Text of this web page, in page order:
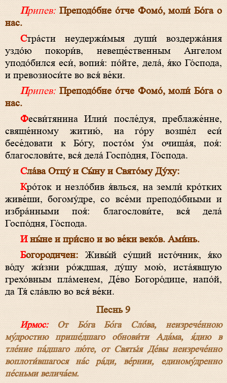
Припев: Преподо́бне о́тче Фомо́, моли́ Бо́га о
нас.
Стра́сти неудержи́мыя души́ воздержа́ния
уздо́ю покори́в, невеще́ственным Ангелом
уподо́бился еси́, вопия́: по́йте, дела́, я́ко Го́спода,
и превозноси́те во вся́ ве́ки.
Припев: Преподо́бне о́тче Фомо́, моли́ Бо́га о
нас.
Фесви́тянина Илии́ после́дуя, преблаже́нне,
свяще́нному житию́, на го́ру возше́л еси́
бесе́довати к Бо́гу, посто́м у́м очища́я, поя́:
благослови́те, вся́ дела́ Госпо́дня, Го́спода.
Сла́ва Отцу́ и Сы́ну и Свято́му Ду́ху:
Кро́ток и незло́бив я́влься, на земли́ кро́тких
живе́ши, богому́дре, со все́ми преподо́бными и
избра́нными поя́: благослови́те, вся́ дела́
Госпо́дня, Го́спода.
И ны́не и при́сно и во ве́ки веко́в. Ами́нь.
Богородичен: Живы́й су́щий исто́чник, я́ко
во́ду жи́зни ро́ждшая, ду́шу мою́, иста́явшую
грехо́вным пла́менем, Де́во Богоро́дице, напо́й,
да Тя́ сла́влю во вся́ ве́ки.
Песнь 9
Ирмос:От Бо́га Бо́га Сло́ва, неизрече́нною
му́дростию прише́дшаго обнови́ти Ада́ма, я́дию в
тле́ние па́дшаго лю́те, от Святы́я Де́вы неизрече́нно
воплоти́вшагося на́с ра́ди, ве́рнии, единому́дренно
пе́сньми велича́ем.